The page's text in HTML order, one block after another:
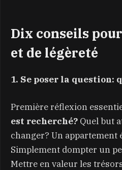
Dix conseils
et de légèreté
1. Se poser la question:
Première réflexion
est recherché? Quel but
changer? Un appartement
Simplement dompter un
Mettre en valeur les